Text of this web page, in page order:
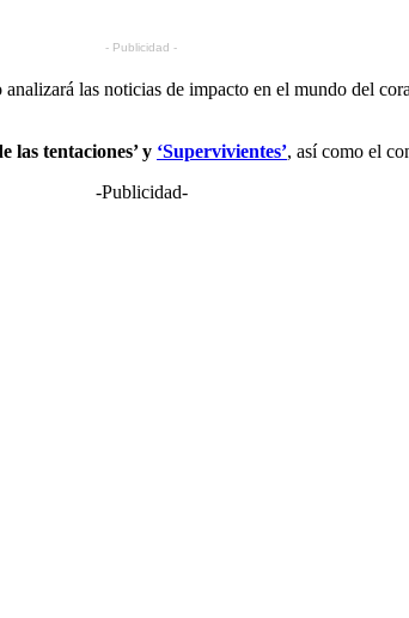
- Publicidad -
analizará las noticias de impacto en el mundo del
las tentaciones’ y ‘Supervivientes’, así como el
-Publicidad-